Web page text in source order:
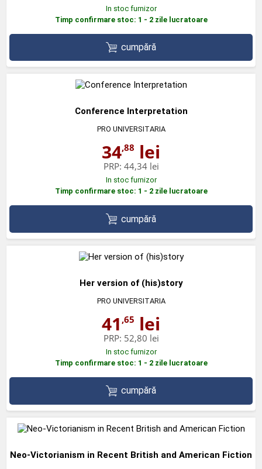
In stoc furnizor
Timp confirmare stoc: 1 - 2 zile lucratoare
cumpără
Conference Interpretation
PRO UNIVERSITARIA
34,88 lei
PRP: 44,34 lei
In stoc furnizor
Timp confirmare stoc: 1 - 2 zile lucratoare
cumpără
Her version of (his)story
PRO UNIVERSITARIA
41 ,65 lei
PRP: 52,80 lei
In stoc furnizor
Timp confirmare stoc: 1 - 2 zile lucratoare
cumpără
Neo-Victorianism in Recent British and American Fiction